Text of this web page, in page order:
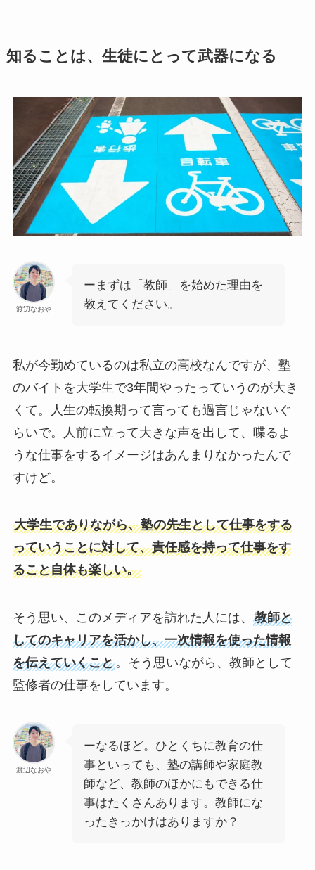
知ることは、生徒にとって武器になる
渡辺なおや
ーまずは「教師」を始めた理由を
教えてください。
私が今勤めているのは私立の高校なんですが、塾
のバイトを大学生で3年間やったっていうのが大き
くて。人生の転換期って言っても過言じゃないぐ
らいで。人前に立って大きな声を出して、喋るよ
うな仕事をするイメージはあんまりなかったんで
すけど。
大学生でありながら、塾の先生として仕事をする
っていうことに対して、責任感を持って仕事をす
ること自体も楽しい。
そう思い、このメディアを訪れた人には、 教師と
してのキャリアを活かし、一次情報を使った情報
を伝えていくこと。そう思いながら、教師として
監修者の仕事をしています。
渡辺なおや
ーなるほど。ひとくちに教育の仕
事といっても、塾の講師や家庭教
師など、教師のほかにもできる仕
事はたくさんあります。教師にな
ったきっかけはありますか？